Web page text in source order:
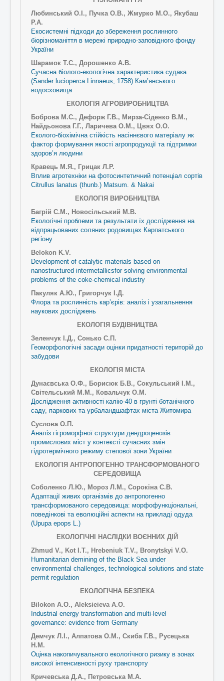
Любинський О.І., Пучка О.В., Жмурко М.О., Якубаш
Р.А.
Екосистемні підходи до збереження рослинного
біорізноманіття в мережі природно-заповідного фонду
України
Шарамок Т.С., Дорошенко А.В.
Сучасна біолого-екологічна характеристика судака
(Sander lucioperca Linnaeus, 1758) Кам’янського
водосховища
ЕКОЛОГІЯ АГРОВИРОБНИЦТВА
Боброва М.С., Дефорж Г.В., Мирза-Сіденко В.М.,
Найдьонова Г.Г., Ларичева О.М., Цвях О.О.
Еколого-біохімічна стійкість насіннєвого матеріалу як
фактор формування якості агропродукції та підтримки
здоров’я людини
Кравець М.Я., Грицак Л.Р.
Вплив агротехніки на фотосинтетичний потенціал сортів
Citrullus lanatus (thunb.) Matsum. & Nakai
ЕКОЛОГІЯ ВИРОБНИЦТВА
Багрій С.М., Новосільський М.В.
Екологічні проблеми та результати їх дослідження на
відпрацьованих соляних родовищах Карпатського
регіону
Belokon K.V.
Development of catalytic materials based on
nanostructured intermetallicsfor solving environmental
problems of the coke-chemical industry
Пакуляк А.Ю., Григорчук І.Д.
Флора та рослинність кар’єрів: аналіз і узагальнення
наукових досліджень
ЕКОЛОГІЯ БУДІВНИЦТВА
Зеленчук І.Д., Сонько С.П.
Геоморфологічні засади оцінки придатності територій до
забудови
ЕКОЛОГІЯ МІСТА
Дунаєвська О.Ф., Борисюк Б.В., Сокульський І.М.,
Світельський М.М., Ковальчук О.М.
Дослідження активності калію-40 в грунті ботанічного
саду, паркових та урбаландшафтах міста Житомира
Суслова О.П.
Аналіз гігроморфної структури дендроценозів
промислових міст у контексті сучасних змін
гідротермічного режиму степової зони України
ЕКОЛОГІЯ АНТРОПОГЕННО ТРАНСФОРМОВАНОГО
СЕРЕДОВИЩА
Соболенко Л.Ю., Мороз Л.М., Сорокіна С.В.
Адаптації живих організмів до антропогенно
трансформованого середовища: морфофункціональні,
поведінкові та еволюційні аспекти на прикладі одуда
(Upupa epops L.)
ЕКОЛОГІЧНІ НАСЛІДКИ ВОЄННИХ ДІЙ
Zhmud V., Kot I.T., Hrebeniuk T.V., Bronytskyi V.O.
Humanitarian demining of the Black Sea under
environmental challenges, technological solutions and state
permit regulation
ЕКОЛОГІЧНА БЕЗПЕКА
Bilokon A.О., Aleksieieva A.О.
Industrial energy transformation and multi-level
governance: evidence from Germany
Демчук Л.І., Алпатова О.М., Скиба Г.В., Русецька
Н.М.
Оцінка накопичувального екологічного ризику в зонах
високої інтенсивності руху транспорту
Кричевська Д.А., Петровська М.А.